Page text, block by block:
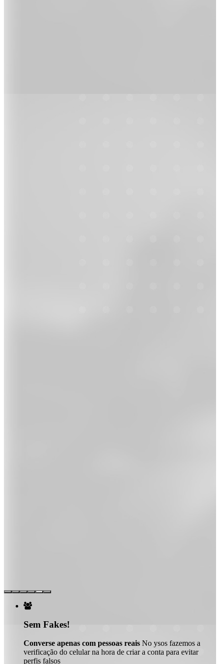

Sem Fakes!
Converse apenas com pessoas reais No ysos fazemos a
verificação do celular na hora de criar a conta para evitar
perfis falsos